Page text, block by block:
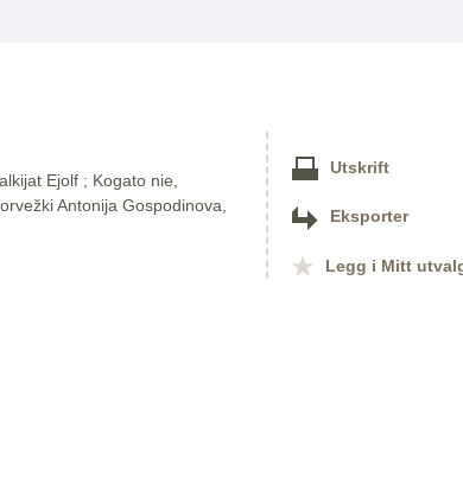
Ejolf ; Kogato nie,
Antonija Gospodinova,
Utskrift
Eksporter
Legg i Mitt